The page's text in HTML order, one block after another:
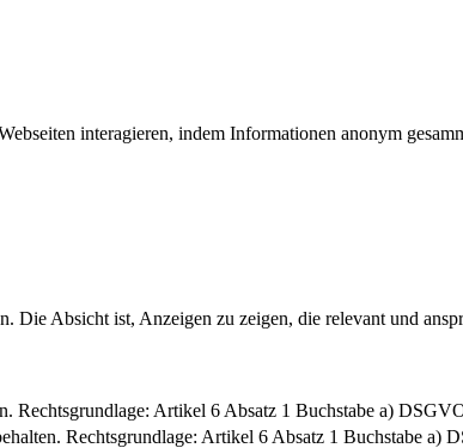
interagieren, indem Informationen anonym
Die Absicht ist, Anzeigen zu zeigen, die relevant und
Rechtsgrundlage: Artikel 6 Absatz 1 Buchstabe a)
Rechtsgrundlage: Artikel 6 Absatz 1 Buchstabe a)